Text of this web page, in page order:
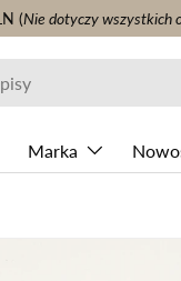
(Nie dotyczy wszystkich
Marka